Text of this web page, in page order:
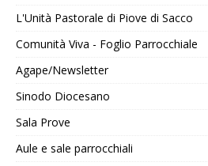
L'Unità Pastorale di Piove di Sacco
Comunità Viva - Foglio Parrocchiale
Agape/Newsletter
Sinodo Diocesano
Sala Prove
Aule e sale parrocchiali